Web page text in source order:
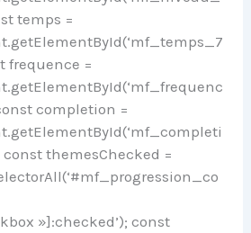
temps =
frequence =
completion =
const themesChecked =
»]:checked’); const